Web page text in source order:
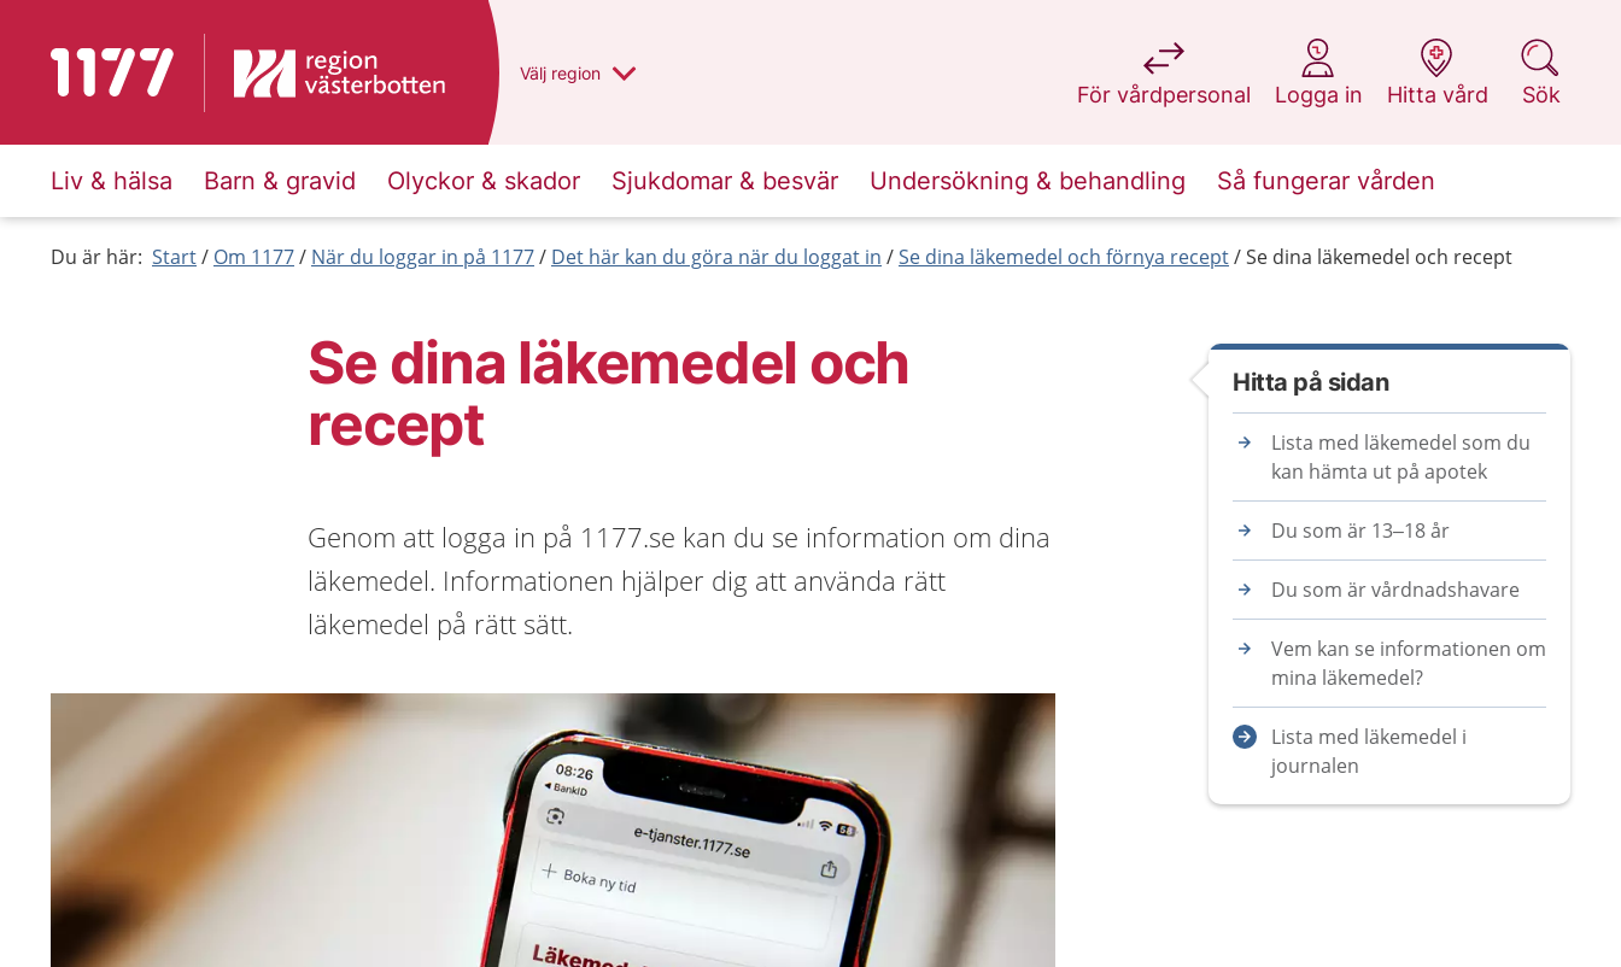
Till startsidan för 1177 Du har valt region
Välj en annan
region
För vårdpersonal
på 1177.se
Logga in
på 1177.se
Hitta vård
på 1177.se
Sök
på 1177.se
Liv & hälsa Barn & gravid Olyckor & skador Sjukdomar & besvär Undersökning & behandling Så fungerar vården
Du är här: Start Om 1177 När du loggar in på 1177 Det här kan du göra när du loggat in Se dina läkemedel och förnya recept Se dina läkemedel och recept
Se dina läkemedel och
recept
Genom att logga in på 1177.se kan du se information om dina
läkemedel. Informationen hjälper dig att använda rätt
läkemedel på rätt sätt.
Hitta på sidan
Lista med läkemedel som du
kan hämta ut på apotek
Du som är 13–18 år
Du som är vårdnadshavare
Vem kan se informationen om
mina läkemedel?
Lista med läkemedel i
journalen